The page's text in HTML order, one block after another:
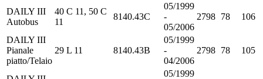
DAILY III
Autobus
40 C 11, 50 C
11
8140.43C
05/1999
-
05/2006
2798 78 106
DAILY III
Pianale
piatto/Telaio
29 L 11 8140.43B
05/1999
-
04/2006
2798 78 105
05/1999